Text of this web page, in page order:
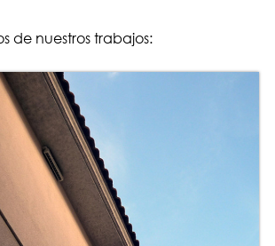
de nuestros trabajos: